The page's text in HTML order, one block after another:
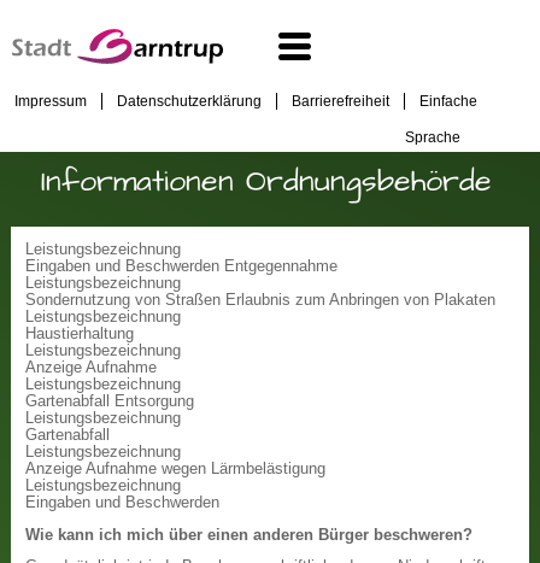
Impressum Datenschutzerklärung Barrierefreiheit Einfache
Sprache
Informationen Ordnungsbehörde
Leistungsbezeichnung
Eingaben und Beschwerden Entgegennahme
Leistungsbezeichnung
Sondernutzung von Straßen Erlaubnis zum Anbringen von Plakaten
Leistungsbezeichnung
Haustierhaltung
Leistungsbezeichnung
Anzeige Aufnahme
Leistungsbezeichnung
Gartenabfall Entsorgung
Leistungsbezeichnung
Gartenabfall
Leistungsbezeichnung
Anzeige Aufnahme wegen Lärmbelästigung
Leistungsbezeichnung
Eingaben und Beschwerden
Wie kann ich mich über einen anderen Bürger beschweren?